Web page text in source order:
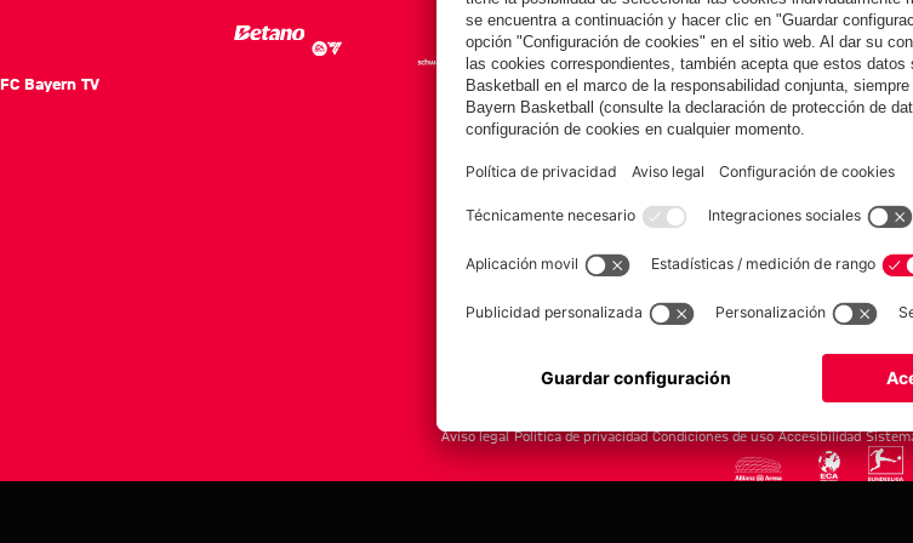
FC Bayern TV
FC Bayern.com
Noticias
Equipo
Allianz Arena Prensa
Aviso legal Política de privacidad Condiciones de uso Accesibilidad